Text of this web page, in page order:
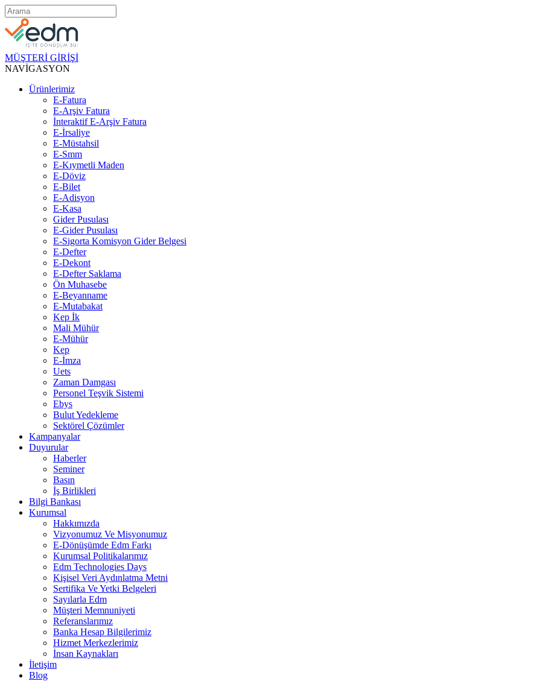
MÜŞTERİ GİRİŞİ
NAVİGASYON
Ürünlerimiz
E-Fatura
E-Arşiv Fatura
İnteraktif E-Arşiv Fatura
E-İrsaliye
E-Müstahsil
E-Smm
E-Kıymetli Maden
E-Döviz
E-Bilet
E-Adisyon
E-Kasa
Gider Pusulası
E-Gider Pusulası
E-Sigorta Komisyon Gider Belgesi
E-Defter
E-Dekont
E-Defter Saklama
Ön Muhasebe
E-Beyanname
E-Mutabakat
Kep İk
Mali Mühür
E-Mühür
Kep
E-İmza
Uets
Zaman Damgası
Personel Teşvik Sistemi
Ebys
Bulut Yedekleme
Sektörel Çözümler
Kampanyalar
Duyurular
Haberler
Seminer
Basın
İş Birlikleri
Bilgi Bankası
Kurumsal
Hakkımızda
Vizyonumuz Ve Misyonumuz
E-Dönüşümde Edm Farkı
Kurumsal Politikalarımız
Edm Technologies Days
Kişisel Veri Aydınlatma Metni
Sertifika Ve Yetki Belgeleri
Sayılarla Edm
Müşteri Memnuniyeti
Referanslarımız
Banka Hesap Bilgilerimiz
Hizmet Merkezlerimiz
İnsan Kaynakları
İletişim
Blog